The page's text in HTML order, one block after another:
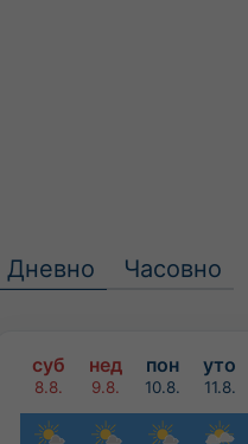
Дневно Часовно
суб нед пон уто
8.8. 9.8. 10.8. 11.8.